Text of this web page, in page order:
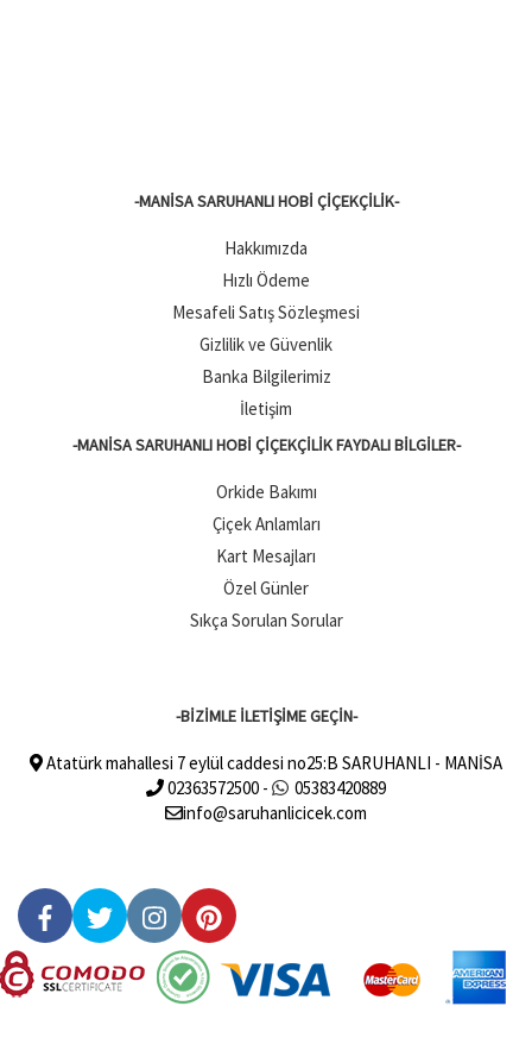
-MANISA SARUHANLI HOBI ÇIÇEKÇILIK-
Hakkımızda
Hızlı Ödeme
Mesafeli Satış Sözleşmesi
Gizlilik ve Güvenlik
Banka Bilgilerimiz
İletişim
-MANISA SARUHANLI HOBI ÇIÇEKÇILIK FAYDALI BILGILER-
Orkide Bakımı
Çiçek Anlamları
Kart Mesajları
Özel Günler
Sıkça Sorulan Sorular
-BİZİMLE İLETİŞİME GEÇİN-
Atatürk mahallesi 7 eylül caddesi no25:B SARUHANLI - MANİSA
02363572500 -
05383420889
info@saruhanlicicek.com